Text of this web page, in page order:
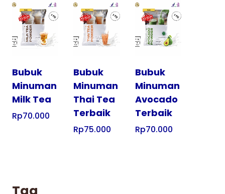
Tampilkan
Bubuk
Minuman
Milk Tea
Rp70.000
Tampilkan
Bubuk
Minuman
Thai Tea
Terbaik
Rp75.000
Tampilkan
Bubuk
Minuman
Avocado
Terbaik
Rp70.000